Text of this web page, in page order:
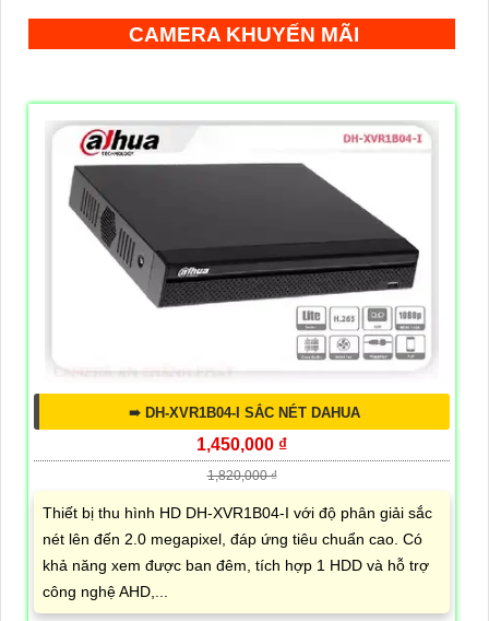
CAMERA KHUYẾN MÃI
➠ DH-XVR1B04-I SẮC NÉT DAHUA
1,450,000 ₫
1,820,000 ₫
Thiết bị thu hình HD DH-XVR1B04-I với độ phân giải sắc
nét lên đến 2.0 megapixel, đáp ứng tiêu chuẩn cao. Có
khả năng xem được ban đêm, tích hợp 1 HDD và hỗ trợ
công nghệ AHD,...